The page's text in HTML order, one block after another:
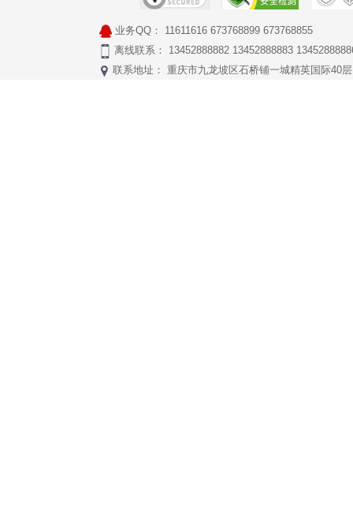
业务QQ： 11611616 673768899 673768855
离线联系： 13452888882 13452888883
联系地址： 重庆市九龙坡区石桥铺一城精英国际40